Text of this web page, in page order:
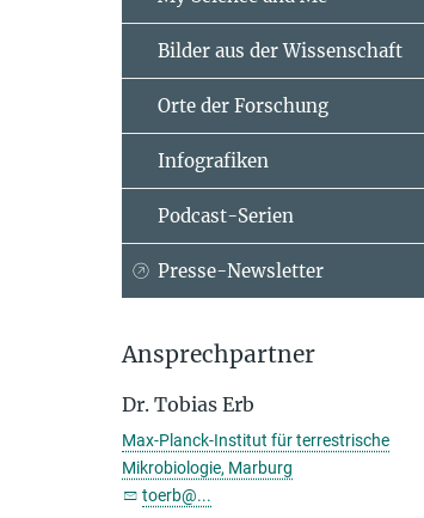
Bilder aus der Wissenschaft
Orte der Forschung
Infografiken
Podcast-Serien
Presse-Newsletter
Ansprechpartner
Dr. Tobias Erb
Max-Planck-Institut für terrestrische
Mikrobiologie, Marburg
toerb@...